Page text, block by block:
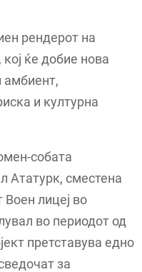
рендерот на
ќе добие нова
амбиент,
и културна
собата
Ататурк, сместена
лицеј во
во периодот од
претставува едно
за